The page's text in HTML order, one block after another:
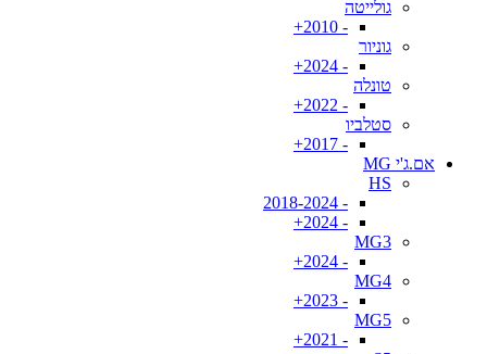
גולייטה
- 2010+
גוניור
- 2024+
טונלה
- 2022+
סטלביו
- 2017+
אם.ג'י MG
HS
- 2018-2024
- 2024+
MG3
- 2024+
MG4
- 2023+
MG5
- 2021+